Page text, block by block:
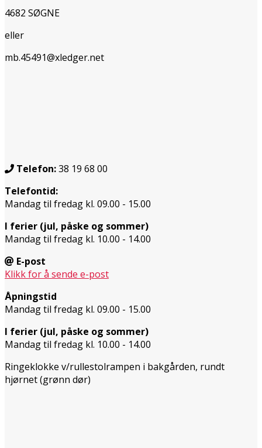
4682 SØGNE
eller
mb.45491@xledger.net
Telefon:38 19 68 00
Telefontid:
Mandag til fredag kl. 09.00 - 15.00
I ferier (jul, påske og sommer)
Mandag til fredag kl. 10.00 - 14.00
E-post
Klikk for å sende e-post
Åpningstid
Mandag til fredag kl. 09.00 - 15.00
I ferier (jul, påske og sommer)
Mandag til fredag kl. 10.00 - 14.00
Ringeklokke v/rullestolrampen i bakgården, rundt
hjørnet (grønn dør)